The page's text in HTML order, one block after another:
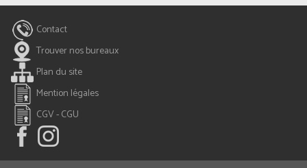
Contact
Trouver nos bureaux
Plan du site
Mention légales
CGV - CGU